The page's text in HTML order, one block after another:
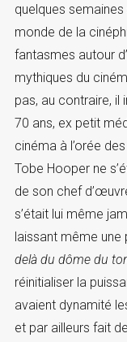
quelques
monde de la
fantasmes autour
mythiques du
pas, au contraire, il
70 ans, ex petit
cinéma à l’orée
Tobe Hooper ne
de son chef
s’était lui même
laissant même une
delà du dôme du
réinitialiser la
avaient dynamité
et par ailleurs fait